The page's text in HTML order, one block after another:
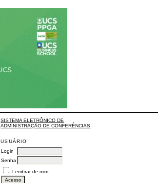
SISTEMA ELETRÔNICO DE
ADMINISTRAÇÃO DE CONFERÊNCIAS
USUÁRIO
Login
Senha
Lembrar de mim